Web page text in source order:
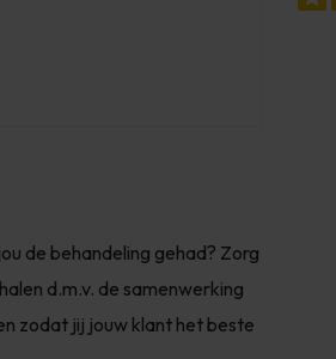
de behandeling gehad? Zorg
d.m.v. de samenwerking
zodat jij jouw klant het beste